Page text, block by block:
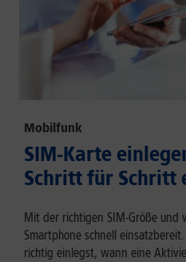
Mobilfunk
SIM-Karte
Schritt für Schritt
Mit der richtigen SIM-Größe und
Smartphone schnell
richtig einlegst, wann eine